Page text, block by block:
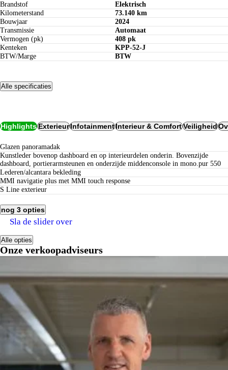
Brandstof
Elektrisch
Kilometerstand
73.140 km
Bouwjaar
2024
Transmissie
Automaat
Vermogen (pk)
408 pk
Kenteken
KPP-52-J
BTW/Marge
BTW
Alle specificaties
HighlightsExterieurInfotainmentInterieur & ComfortVeiligheid
Glazen panoramadak
Kunstleder bovenop dashboard en op interieurdelen onderin. Bovenzijde
dashboard, portierarmsteunen en onderzijde middenconsole in mono.pur 550
lederen/alcantara bekleding
MMI navigatie plus met MMI touch response
S Line exterieur
nog 3 opties
Alle opties
Onze verkoopadviseurs
Sla de slider over